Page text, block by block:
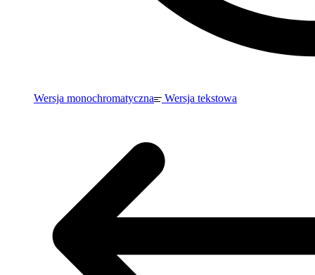
Wersja monochromatyczna Wersja tekstowa